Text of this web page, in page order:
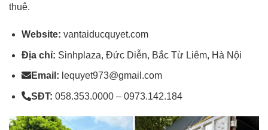
thuê.
Website: vantaiducquyet.com
Địa chỉ: Sinhplaza, Đức Diễn, Bắc Từ Liêm, Hà Nội
Email: lequyet973@gmail.com
SĐT: 058.353.0000 – 0973.142.184